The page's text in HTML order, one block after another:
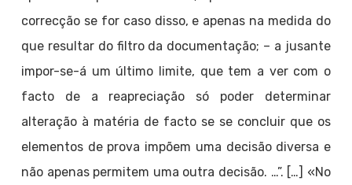
correcção se for caso disso, e apenas na medida do
que resultar do filtro da documentação; – a jusante
impor-se-á um último limite, que tem a ver com o
facto de a reapreciação só poder determinar
alteração à matéria de facto se se concluir que os
elementos de prova impõem uma decisão diversa e
não apenas permitem uma outra decisão. …”. […] «No